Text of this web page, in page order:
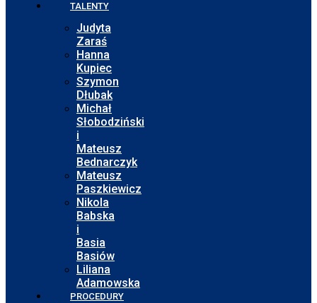
TALENTY
Judyta
Zaraś
Hanna
Kupiec
Szymon
Dłubak
Michał
Słobodziński
i
Mateusz
Bednarczyk
Mateusz
Paszkiewicz
Nikola
Babska
i
Basia
Basiów
Liliana
Adamowska
PROCEDURY